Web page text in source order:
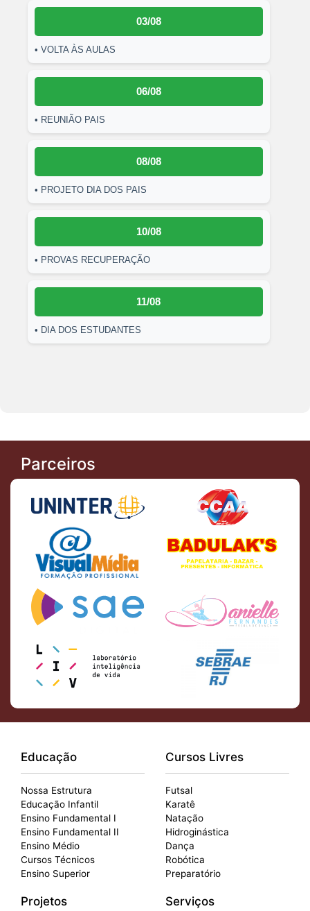
03/08
• VOLTA ÀS AULAS
06/08
• REUNIÃO PAIS
08/08
• PROJETO DIA DOS PAIS
10/08
• PROVAS RECUPERAÇÃO
11/08
• DIA DOS ESTUDANTES
Parceiros
Educação
Nossa Estrutura
Educação Infantil
Ensino Fundamental I
Ensino Fundamental II
Ensino Médio
Cursos Técnicos
Ensino Superior
Cursos Livres
Futsal
Karatê
Natação
Hidroginástica
Dança
Robótica
Preparatório
Projetos Serviços